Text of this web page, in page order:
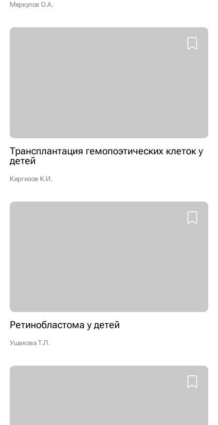
Меркулов О.А.
Трансплантация гемопоэтических клеток у
детей
Киргизов К.И.
Ретинобластома у детей
Ушакова Т.Л.